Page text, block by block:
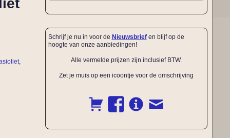
,
Schrijf je nu in voor de Nieuwsbriefen blijf op de
hoogte van onze aanbiedingen!
Alle vermelde prijzen zijn inclusief BTW.
Zet je muis op een icoontje voor de omschrijving